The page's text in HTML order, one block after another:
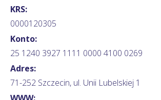
KRS:
0000120305
Konto:
25 1240 3927 1111 0000 4100 0269
Adres:
71-252 Szczecin, ul. Unii Lubelskiej 1